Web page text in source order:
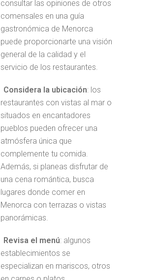
consultar las opiniones de otros
comensales en una guía
gastronómica de Menorca
puede proporcionarte una visión
general de la calidad y el
servicio de los restaurantes.
Considera la ubicación: los
restaurantes con vistas al mar o
situados en encantadores
pueblos pueden ofrecer una
atmósfera única que
complemente tu comida.
Además, si planeas disfrutar de
una cena romántica, busca
lugares donde comer en
Menorca con terrazas o vistas
panorámicas.
Revisa el menú: algunos
establecimientos se
especializan en mariscos, otros